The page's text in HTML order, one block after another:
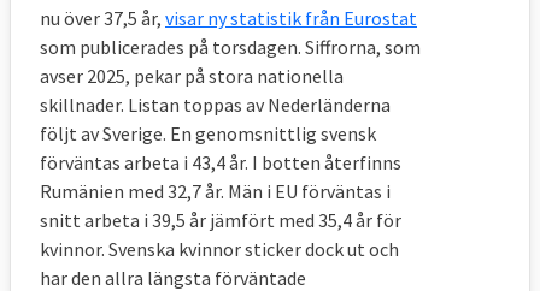
EU-kommissionen måste enligt
Lissabonfördragetsamråda med fack och
arbetsgivareinnan den lägger fram
socialpolitiska förslag och här ingår även
arbetsrätt. Arbetsmarknadens parter kan då
välja att själva förhandla fram en
överenskommelse i den aktuella frågan och
därmed förekomma kommissionens
initiativ.
nu över 37,5 år, visar ny statistik från Eurostat
som publicerades på torsdagen. Siffrorna, som
avser 2025, pekar på stora nationella
skillnader. Listan toppas av Nederländerna
följt av Sverige. En genomsnittlig svensk
förväntas arbeta i 43,4 år. I botten återfinns
Rumänien med 32,7 år. Män i EU förväntas i
snitt arbeta i 39,5 år jämfört med 35,4 år för
kvinnor. Svenska kvinnor sticker dock ut och
har den allra längsta förväntade